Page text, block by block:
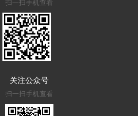
扫一扫手机查看
关注公众号
扫一扫手机查看